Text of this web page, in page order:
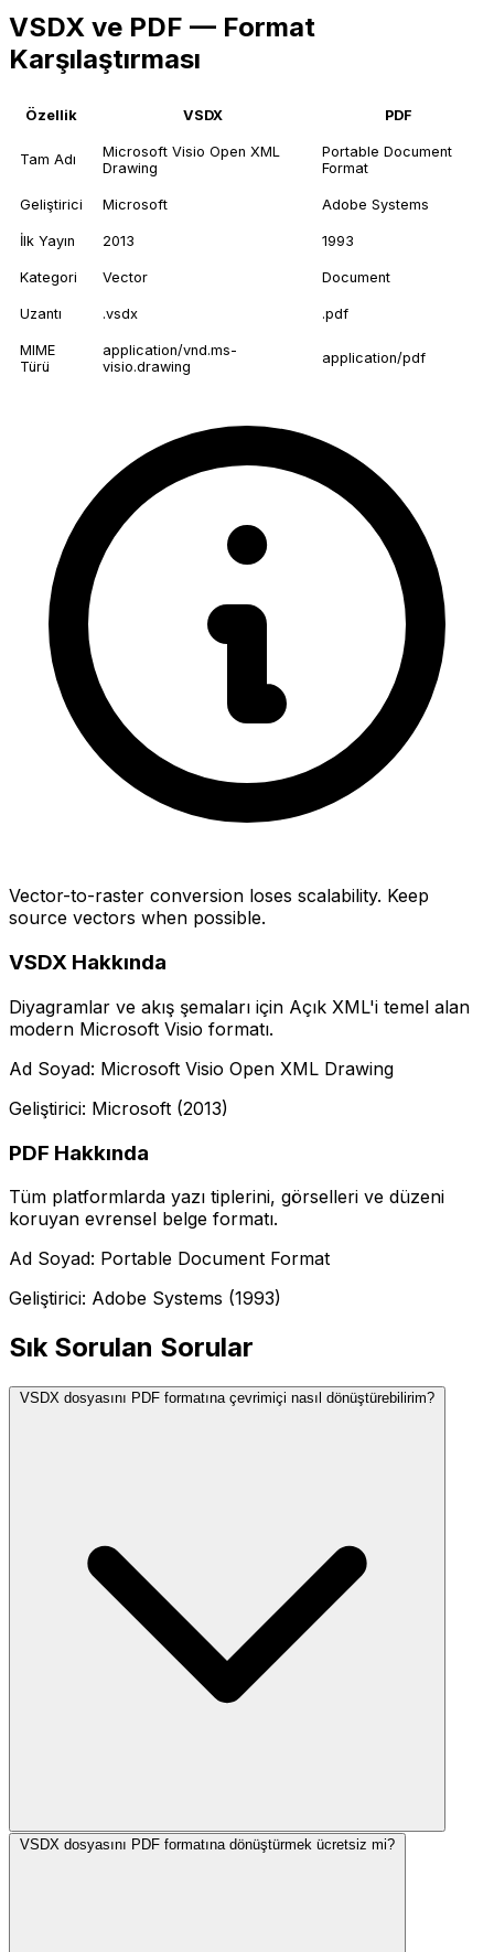
VSDX ve PDF — Format
Karşılaştırması
Özellik VSDX PDF
Tam Adı
Microsoft Visio Open XML
Drawing
Portable Document
Format
Geliştirici Microsoft Adobe Systems
İlk Yayın 2013 1993
Kategori Vector Document
Uzantı .vsdx .pdf
MIME
Türü
application/vnd.ms-
visio.drawing
application/pdf
Vector-to-raster conversion loses scalability. Keep
source vectors when possible.
VSDX Hakkında
Diyagramlar ve akış şemaları için Açık XML'i temel alan
modern Microsoft Visio formatı.
Ad Soyad: Microsoft Visio Open XML Drawing
Geliştirici: Microsoft (2013)
PDF Hakkında
Tüm platformlarda yazı tiplerini, görselleri ve düzeni
koruyan evrensel belge formatı.
Ad Soyad: Portable Document Format
Geliştirici: Adobe Systems (1993)
Sık Sorulan Sorular
VSDX dosyasını PDF formatına çevrimiçi nasıl dönüştürebilirim?
VSDX dosyasını PDF formatına dönüştürmek ücretsiz mi?